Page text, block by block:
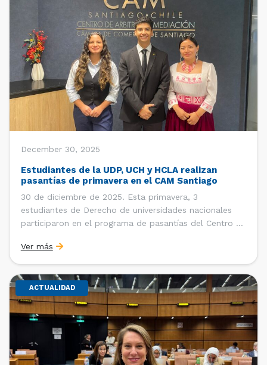
December 30, 2025
Estudiantes de la UDP, UCH y HCLA realizan
pasantías de primavera en el CAM Santiago
30 de diciembre de 2025. Esta primavera, 3
estudiantes de Derecho de universidades nacionales
participaron en el programa de pasantías del Centro de
de Santiago (CCS). Entre el 3 de noviembre y el 30 de
diciembre realizaron su pasantía Ingrid Ivania […]
Ver más
ACTUALIDAD